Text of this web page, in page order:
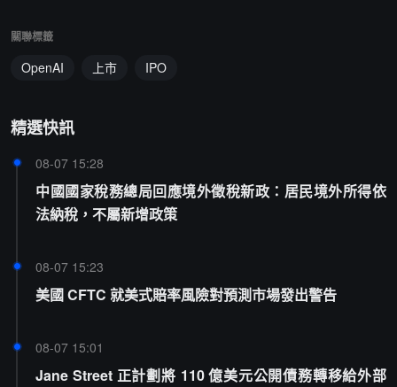
關聯標籤
OpenAI 上市 IPO
精選快訊
08-07 15:28
中國國家稅務總局回應境外徵稅新政：居民境外所得依
法納稅，不屬新增政策
08-07 15:23
美國 CFTC 就美式賠率風險對預測市場發出警告
08-07 15:01
Jane Street 正計劃將 110 億美元公開債務轉移給外部